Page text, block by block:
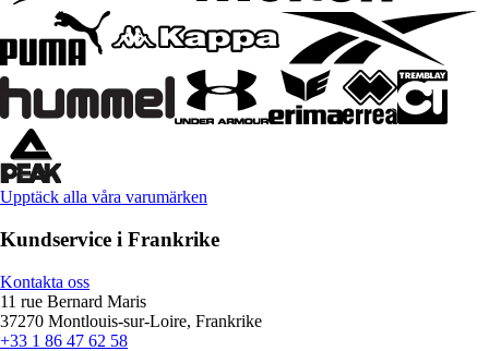
Upptäck alla våra varumärken
Kundservice i Frankrike
Kontakta oss
11 rue Bernard Maris
37270 Montlouis-sur-Loire, Frankrike
+33 1 86 47 62 58